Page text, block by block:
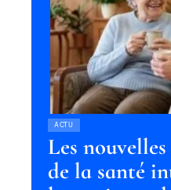
ACTU
Les
de la santé